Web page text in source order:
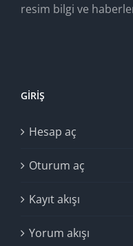
resim bilgi ve
GIRIŞ
Hesap aç
Oturum aç
Kayıt akışı
Yorum akışı